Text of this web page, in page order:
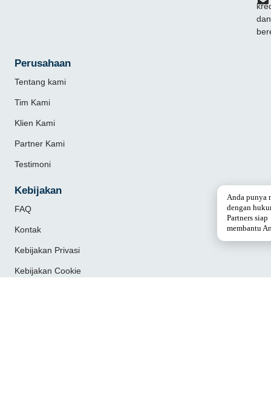
dan
Perusahaan
Tentang kami
Tim Kami
Klien Kami
Partner Kami
Testimoni
Kebijakan
FAQ
Kontak
Kebijakan Privasi
Kebijakan Cookie
Anda punya
dengan
Partners siap
membantu